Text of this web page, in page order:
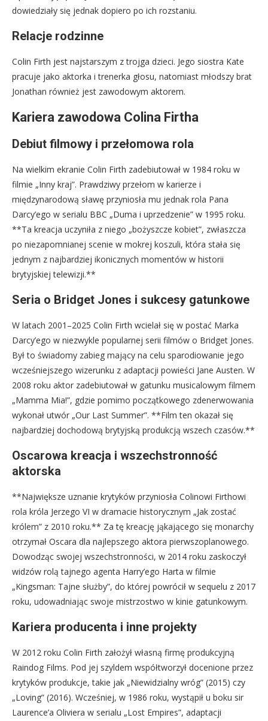
dowiedziały się jednak dopiero po ich rozstaniu.
Relacje rodzinne
Colin Firth jest najstarszym z trojga dzieci. Jego siostra Kate
pracuje jako aktorka i trenerka głosu, natomiast młodszy brat
Jonathan również jest zawodowym aktorem.
Kariera zawodowa Colina Firtha
Debiut filmowy i przełomowa rola
Na wielkim ekranie Colin Firth zadebiutował w 1984 roku w
filmie „Inny kraj”. Prawdziwy przełom w karierze i
międzynarodową sławę przyniosła mu jednak rola Pana
Darcy’ego w serialu BBC „Duma i uprzedzenie” w 1995 roku.
**Ta kreacja uczyniła z niego „bożyszcze kobiet”, zwłaszcza
po niezapomnianej scenie w mokrej koszuli, która stała się
jednym z najbardziej ikonicznych momentów w historii
brytyjskiej telewizji.**
Seria o Bridget Jones i sukcesy gatunkowe
W latach 2001–2025 Colin Firth wcielał się w postać Marka
Darcy’ego w niezwykle popularnej serii filmów o Bridget Jones.
Był to świadomy zabieg mający na celu sparodiowanie jego
wcześniejszego wizerunku z adaptacji powieści Jane Austen. W
2008 roku aktor zadebiutował w gatunku musicalowym filmem
„Mamma Mia!”, gdzie pomimo początkowego zdenerwowania
wykonał utwór „Our Last Summer”. **Film ten okazał się
najbardziej dochodową brytyjską produkcją wszech czasów.**
Oscarowa kreacja i wszechstronność
aktorska
**Największe uznanie krytyków przyniosła Colinowi Firthowi
rola króla Jerzego VI w dramacie historycznym „Jak zostać
królem” z 2010 roku.** Za tę kreację jąkającego się monarchy
otrzymał Oscara dla najlepszego aktora pierwszoplanowego.
Dowodząc swojej wszechstronności, w 2014 roku zaskoczył
widzów rolą tajnego agenta Harry’ego Harta w filmie
„Kingsman: Tajne służby”, do której powrócił w sequelu z 2017
roku, udowadniając swoje mistrzostwo w kinie gatunkowym.
Kariera producenta i inne projekty
W 2012 roku Colin Firth założył własną firmę produkcyjną
Raindog Films. Pod jej szyldem współtworzył docenione przez
krytyków produkcje, takie jak „Niewidzialny wróg” (2015) czy
„Loving” (2016). Wcześniej, w 1986 roku, wystąpił u boku sir
Laurence’a Oliviera w serialu „Lost Empires”, adaptacji